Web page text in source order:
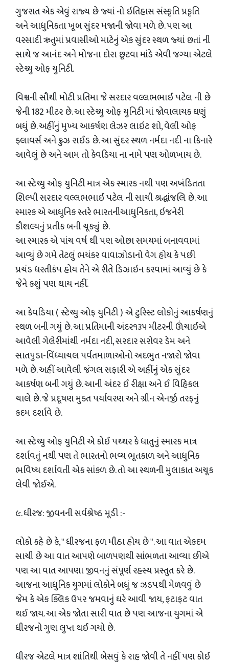
ગુજરાત એક એવું રાજ્ય છે જ્યાં નો ઇતિહાસ સંસ્કૃતિ પ્રકૃતિ
અને આધુનિકતા ખૂબ સુંદર મજાની જોવા મળે છે. પણ આ
વરસાદી ઋતુમાં પ્રવાસીઓ માટેનું એક સુંદર સ્થળ જ્યાં છતાં ની
સાથે જ આનંદ અને મોજના દોરા છૂટવા માંડે એવી જગ્યા એટલે
સ્ટેચ્યુ ઓફ યુનિટી.
વિશ્વની સૌથી મોટી પ્રતિમા જે સરદાર વલ્લભભાઈ પટેલ ની છે
જેની 182 મીટર છે. આ સ્ટેચ્યુ ઓફ યુનિટી માં જોવાલાયક ઘણું
બધું છે. અહીંનું મુખ્ય આકર્ષણ લેઝર લાઇટ શો, વેલી ઓફ
ફ્લાવર્સ અને ક્રુઝ રાઈડ છે. આ સુંદર સ્થળ નર્મદા નદી ના કિનારે
આવેલું છે અને આમ તો કેવડિયા ના નામે પણ ઓળખાય છે.
આ સ્ટેચ્યુ ઓફ યુનિટી માત્ર એક સ્મારક નથી પણ અખંડિતતા
શિલ્પી સરદાર વલ્લભભાઈ પટેલ ની સાચી શ્રદ્ધાંજલિ છે. આ
સ્મારક એ આધુનિક સ્તરે ભારતનીઆધુનિકતા, ઇજનેરી
કૌશલ્યનું પ્રતીક બની ચૂક્યું છે.
આ સ્મારક એ પાંચ વર્ષ થી પણ ઓછા સમયમાં બનાવવામાં
આવ્યું છે ગમે તેટલું ભયંકર વાવાઝોડાનો વેગ હોય કે પછી
પ્રચંડ ધરતીકંપ હોય તેને એ રીતે ડિઝાઇન કરવામાં આવ્યું છે કે
જેને કશું પણ થાય નહીં.
આ કેવડિયા ( સ્ટેચ્યુ ઓફ યુનિટી ) એ ટુરિસ્ટ લોકોનું આકર્ષણનું
સ્થળ બની ગયું છે. આ પ્રતિમાની અંદર૧૩૫ મીટરની ઊંચાઈએ
આવેલી ગેલેરીમાંથી નર્મદા નદી, સરદાર સરોવર ડેમ અને
સાતપુડા-વિંધ્યાચલ પર્વતમાળાઓનો અદભુત નજારો જોવા
મળે છે. અહીં આવેલી જંગલ સફારી એ અહીંનું એક સુંદર
આકર્ષણ બની ગયું છે. આની અંદર ઈ રીક્ષા અને ઈ વિહિકલ
ચાલે છે. જે પ્રદૂષણ મુક્ત પર્યાવરણ અને ગ્રીન એનર્જી તરફનું
કદમ દર્શાવે છે.
આ સ્ટેચ્યુ ઓફ યુનિટી એ કોઈ પથ્થર કે ધાતુનું સ્મારક માત્ર
દર્શાવતું નથી પણ તે ભારતનો ભવ્ય ભૂતકાળ અને આધુનિક
ભવિષ્ય દર્શાવતી એક સાંકળ છે. તો આ સ્થળની મુલાકાત અચૂક
લેવી જોઈએ.
૯. ધીરજ: જીવનની સર્વશ્રેષ્ઠ મૂડી :-
લોકો કહે છે કે, " ધીરજના ફળ મીઠા હોય છે ". આ વાત એકદમ
સાચી છે આ વાત આપણે બાળપણથી સાંભળતા આવ્યા છીએ
પણ આ વાત આપણા જીવનનું સંપૂર્ણ રહસ્ય પ્રસ્તુત કરે છે.
આજના આધુનિક યુગમાં લોકોને બધું જ ઝડપથી મેળવવું છે
જેમ કે એક ક્લિક ઉપર જમવાનું ઘરે આવી જાય, ફટાફટ વાત
થઈ જાય. આ એક જોતા સારી વાત છે પણ આજના યુગમાં એ
ધીરજનો ગુણ લુપ્ત થઈ ગયો છે.
ધીરજ એટલે માત્ર શાંતિથી બેસવું કે રાહ જોવી તે નહીં પણ કોઈ